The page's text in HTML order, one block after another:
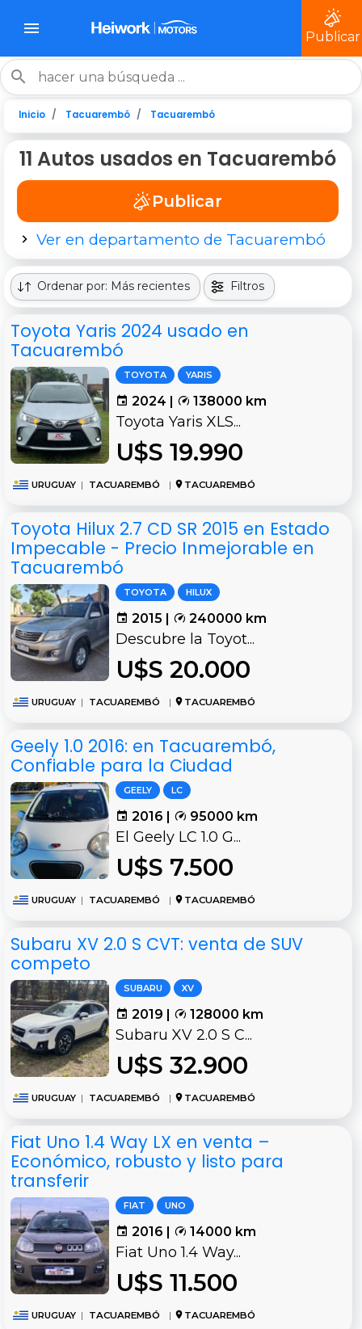
Publicar
Inicio Tacuarembó Tacuarembó
11 Autos usados en Tacuarembó
Publicar
Ver en departamento de Tacuarembó
Ordenar por: Más recientes Filtros
Toyota Yaris 2024 usado en
Tacuarembó
TOYOTA YARIS
2024 | 138000 km
Toyota Yaris XLS...
U$S 19.990
URUGUAY | TACUAREMBÓ | TACUAREMBÓ
Toyota Hilux 2.7 CD SR 2015 en Estado
Impecable - Precio Inmejorable en
Tacuarembó
TOYOTA HILUX
2015 | 240000 km
Descubre la Toyot...
U$S 20.000
URUGUAY | TACUAREMBÓ | TACUAREMBÓ
Geely 1.0 2016: en Tacuarembó,
Confiable para la Ciudad
GEELY LC
2016 | 95000 km
El Geely LC 1.0 G...
U$S 7.500
URUGUAY | TACUAREMBÓ | TACUAREMBÓ
Subaru XV 2.0 S CVT: venta de SUV
competo
SUBARU XV
2019 | 128000 km
Subaru XV 2.0 S C...
U$S 32.900
URUGUAY | TACUAREMBÓ | TACUAREMBÓ
Fiat Uno 1.4 Way LX en venta –
Económico, robusto y listo para
transferir
FIAT UNO
2016 | 14000 km
Fiat Uno 1.4 Way...
U$S 11.500
URUGUAY | TACUAREMBÓ | TACUAREMBÓ